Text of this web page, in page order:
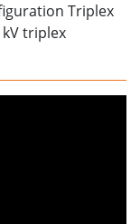
Triplex
triplex